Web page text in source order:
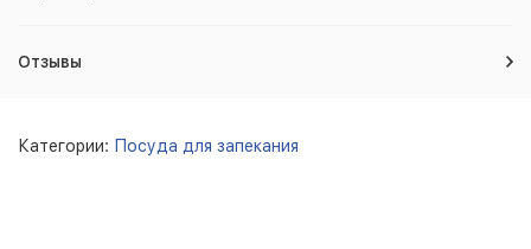
Отзывы
Категории: Посуда для запекания